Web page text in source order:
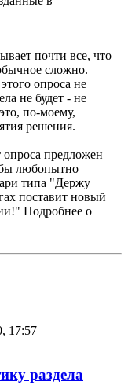
почти все, что
сложно.
опроса не
не будет - не
по-моему,
решения.
опроса предложен
любопытно
типа "Держу
поставит новый
Подробнее о
17:57
раздела